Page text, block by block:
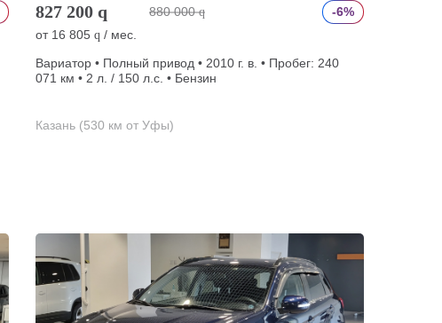
827 200 q 880 000 q
-6%
от 16 805 q / мес.
Вариатор • Полный привод • 2010 г. в. • Пробег: 240
071 км • 2 л. / 150 л.с. • Бензин
Казань (530 км от Уфы)